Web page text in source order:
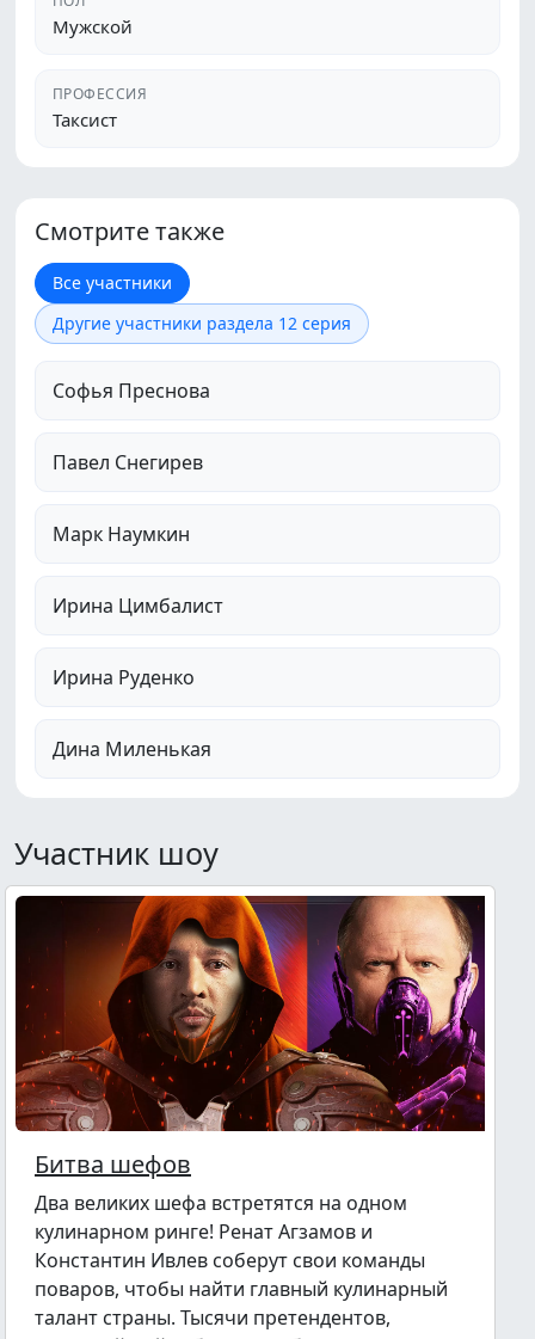
Мужской
ПРОФЕССИЯ
Таксист
Смотрите также
Все участники
Другие участники раздела 12 серия
Софья Преснова
Павел Снегирев
Марк Наумкин
Ирина Цимбалист
Ирина Руденко
Дина Миленькая
Участник шоу
Битва шефов
Два великих шефа встретятся на одном
кулинарном ринге! Ренат Агзамов и
Константин Ивлев соберут свои команды
поваров, чтобы найти главный кулинарный
талант страны. Тысячи претендентов,